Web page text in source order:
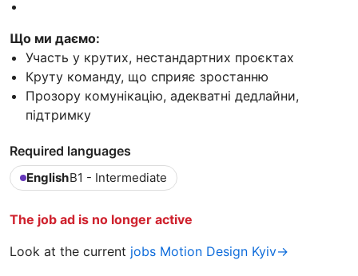
Що ми даємо:
Участь у крутих, нестандартних проєктах
Круту команду, що сприяє зростанню
Прозору комунікацію, адекватні дедлайни,
підтримку
Required languages
EnglishB1 - Intermediate
The job ad is no longer active
Look at the current jobs Motion Design Kyiv→